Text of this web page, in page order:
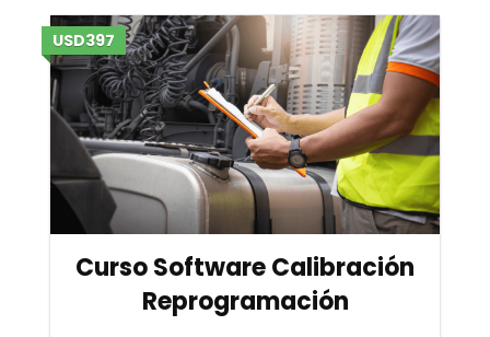
USD397
Curso Software Calibración
Reprogramación